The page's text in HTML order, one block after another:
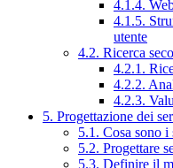
4.1.4.
4.1.5.
utente
4.2. Ricerca
4.2.1.
4.2.2.
4.2.3.
5. Progettazione dei
5.1. Cosa sono
5.2. Progettare
5.3. Definire il